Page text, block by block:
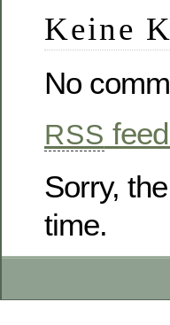
Keine
No
RSS
Sorry,
time.